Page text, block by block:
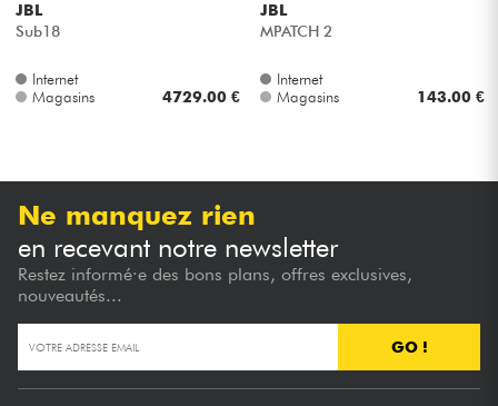
JBL
Sub18
Internet
Magasins
4729.00 €
JBL
MPATCH 2
Internet
Magasins
143.00 €
Ne manquez rien
en recevant notre newsletter
Restez informé·e des bons plans, offres exclusives,
nouveautés...
GO !